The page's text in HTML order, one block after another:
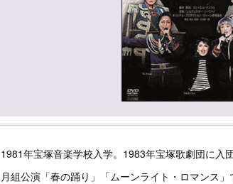
1981年宝塚音楽学校入学。1983年宝塚歌劇団に入団
月組公演「春の踊り」「ムーンライト・ロマンス」